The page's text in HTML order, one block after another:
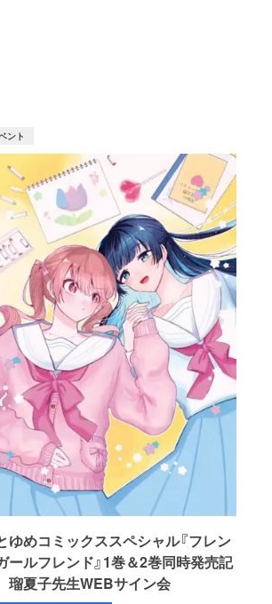
ント
ゆめコミックススペシャル『フレン
ールフレンド』1巻＆2巻同時発売記
夏子先生WEBサイン会